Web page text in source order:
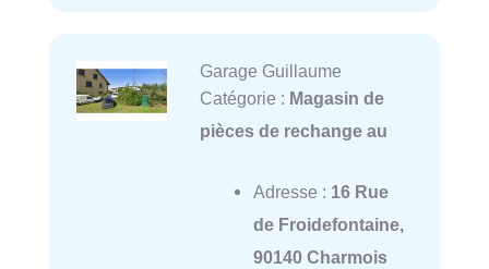
Garage Guillaume
Catégorie : Magasin de
pièces de rechange au
Adresse : 16 Rue
de Froidefontaine,
90140 Charmois